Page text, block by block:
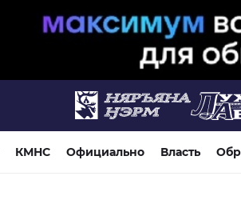
КМНС Официально Власть